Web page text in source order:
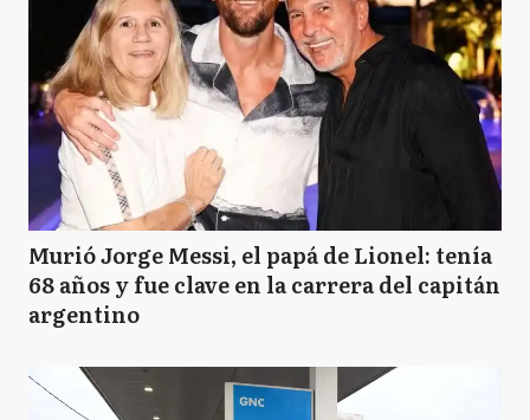
Murió Jorge Messi, el papá de Lionel: tenía
68 años y fue clave en la carrera del capitán
argentino